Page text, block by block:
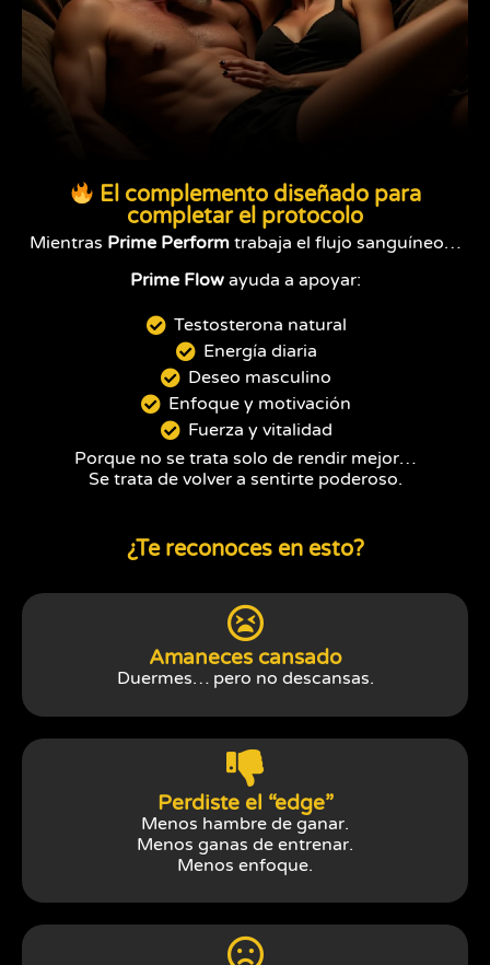
El complemento diseñado para
completar el protocolo
Mientras Prime Perform trabaja el flujo sanguíneo…
Prime Flowayuda a apoyar:
Testosterona natural
Energía diaria
Deseo masculino
Enfoque y motivación
Fuerza y vitalidad
Porque no se trata solo de rendir mejor…
Se trata de volver a sentirte poderoso.
¿Te reconoces en esto?
Amaneces cansado
Duermes… pero no descansas.
Perdiste el “edge”
Menos hambre de ganar.
Menos ganas de entrenar.
Menos enfoque.